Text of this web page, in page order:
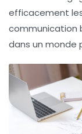
efficacement
communication
dans un monde